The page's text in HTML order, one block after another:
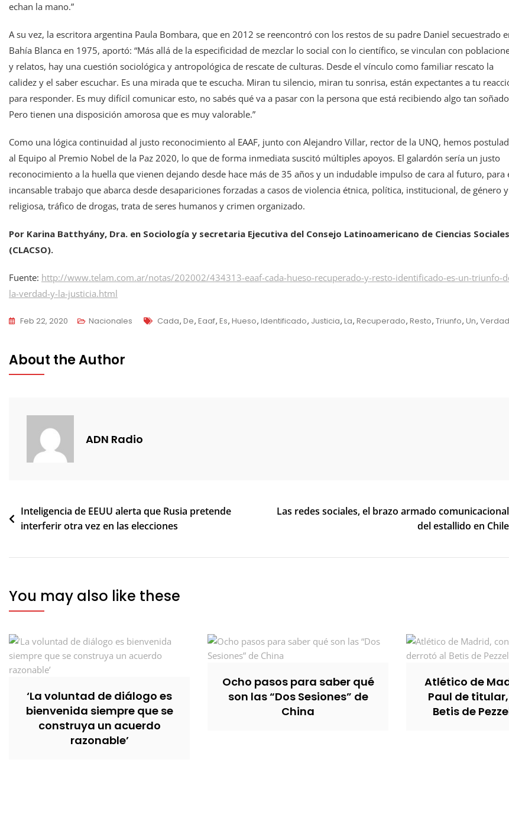
echan la mano.”
A su vez, la escritora argentina Paula Bombara, que en 2012 se reencontró con los restos de su padre Daniel secuestrado
Bahía Blanca en 1975, aportó: “Más allá de la especificidad de mezclar lo social con lo científico, se vinculan con
y relatos, hay una cuestión sociológica y antropológica de rescate de culturas. Desde el vínculo como familiar rescato la
calidez y el saber escuchar. Es una mirada que te escucha. Miran tu silencio, miran tu sonrisa, están expectantes a tu
para responder. Es muy difícil comunicar esto, no sabés qué va a pasar con la persona que está recibiendo algo tan
Pero tienen una disposición amorosa que es muy valorable.”
Como una lógica continuidad al justo reconocimiento al EAAF, junto con Alejandro Villar, rector de la UNQ, hemos
al Equipo al Premio Nobel de la Paz 2020, lo que de forma inmediata suscitó múltiples apoyos. El galardón sería un justo
reconocimiento a la huella que vienen dejando desde hace más de 35 años y un indudable impulso de cara al futuro, para
incansable trabajo que abarca desde desapariciones forzadas a casos de violencia étnica, política, institucional, de género y
religiosa, tráfico de drogas, trata de seres humanos y crimen organizado.
Por Karina Batthyány, Dra. en Sociología y secretaria Ejecutiva del Consejo Latinoamericano de Ciencias Sociales
(CLACSO).
Fuente: http://www.telam.com.ar/notas/202002/434313-eaaf-cada-hueso-recuperado-y-resto-identificado-es-un-triunfo-
la-verdad-y-la-justicia.html
Feb 22, 2020 Nacionales Tags
Cada, De, Eaaf, Es, Hueso, Identificado, Justicia, La, Recuperado, Resto, Triunfo, Un, Verdad
About the Author
ADN Radio
Navegación
de
entradas
Inteligencia de EEUU alerta que Rusia pretende
interferir otra vez en las elecciones
Las redes sociales, el brazo armado comunicacional
del estallido en Chile
You may also like these
‘La voluntad de diálogo es
bienvenida siempre que se
construya un acuerdo
razonable’
Ocho pasos para saber qué
son las “Dos Sesiones” de
China
Atlético de
Paul de
Betis de